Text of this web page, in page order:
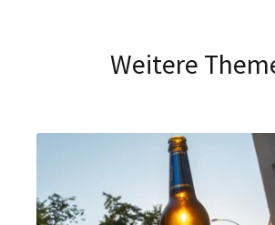
Weitere